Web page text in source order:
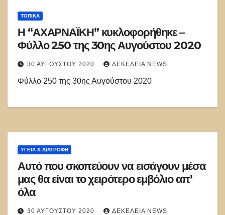
ΤΟΠΙΚΑ
Η “ΑΧΑΡΝΑΪΚΗ” κυκλοφορήθηκε –
Φύλλο 250 της 30ης Αυγούστου 2020
30 ΑΥΓΟΎΣΤΟΥ 2020 ΔΕΚΈΛΕΙΑ NEWS
Φύλλο 250 της 30ης Αυγούστου 2020
ΥΓΕΙΑ & ΔΙΑΤΡΟΦΗ
Αυτό που σκοπεύουν να εισάγουν μέσα
μας θα είναι το χειρότερο εμβόλιο απ’
όλα
30 ΑΥΓΟΎΣΤΟΥ 2020 ΔΕΚΈΛΕΙΑ NEWS